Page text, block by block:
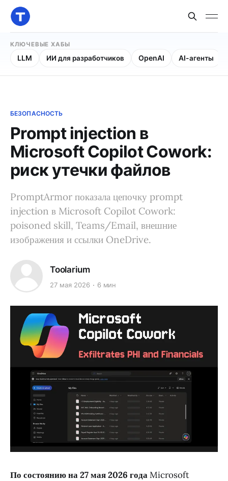
КЛЮЧЕВЫЕ ХАБЫ
LLM ИИ для разработчиков OpenAI AI-агенты
БЕЗОПАСНОСТЬ
Prompt injection в
Microsoft Copilot Cowork:
риск утечки файлов
PromptArmor показала цепочку prompt
injection в Microsoft Copilot Cowork:
poisoned skill, Teams/Email, внешние
изображения и ссылки OneDrive.
Toolarium
27 мая 2026 6 мин
По состоянию на 27 мая 2026 годаMicrosoft